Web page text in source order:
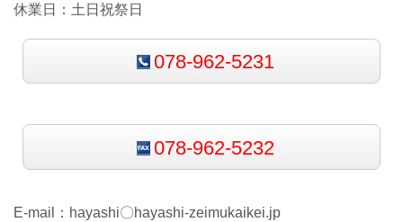
休業日：土日祝祭日
078-962-5231
078-962-5232
E-mail： hayashi〇hayashi-zeimukaikei.jp